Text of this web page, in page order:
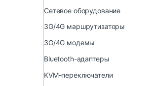
Сетевое оборудование
3G/4G маршрутизаторы
3G/4G модемы
Bluetooth-адаптеры
KVM-переключатели